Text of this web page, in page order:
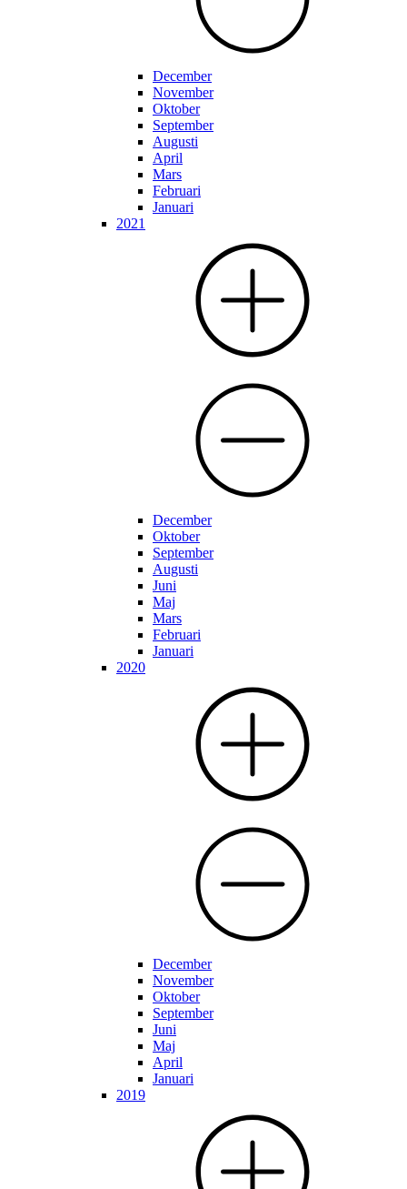
December
November
Oktober
September
Augusti
April
Mars
Februari
Januari
2021
December
Oktober
September
Augusti
Juni
Maj
Mars
Februari
Januari
2020
December
November
Oktober
September
Juni
Maj
April
Januari
2019